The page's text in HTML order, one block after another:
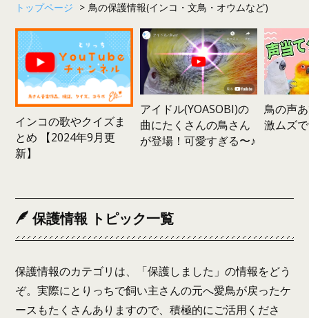
トップページ > 鳥の保護情報(インコ・文鳥・オウムなど)
インコの歌やクイズま
とめ 【2024年9月更
新】
アイドル(YOASOBI)の
曲にたくさんの鳥さん
が登場！可愛すぎる〜♪
鳥の声
激ムズ
保護情報 トピック一覧
保護情報のカテゴリは、「保護しました」の情報をどう
ぞ。実際にとりっちで飼い主さんの元へ愛鳥が戻ったケ
ースもたくさんありますので、積極的にご活用くださ